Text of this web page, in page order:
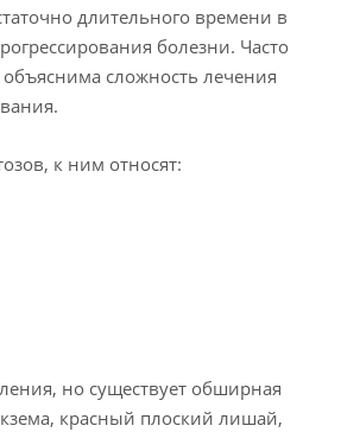
длительного времени в
болезни. Часто
сложность лечения
к ним относят:
но существует обширная
красный плоский лишай,